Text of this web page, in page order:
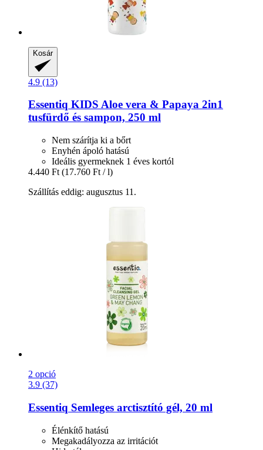
Kosár
4.9 (13)
Essentiq KIDS Aloe vera & Papaya 2in1
tusfürdő és sampon, 250 ml
Nem szárítja ki a bőrt
Enyhén ápoló hatású
Ideális gyermeknek 1 éves kortól
4.440 Ft (17.760 Ft / l)
Szállítás eddig: augusztus 11.
2 opció
3.9 (37)
Essentiq Semleges arctisztító gél, 20 ml
Élénkítő hatású
Megakadályozza az irritációt